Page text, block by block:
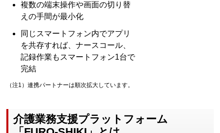
複数の端末操作や画面の切り替
えの手間が最小化
同じスマートフォン内でアプリ
を共存すれば、ナースコール、
記録作業もスマートフォン1台で
完結
（注1）連携パートナーは順次拡大しています。
介護業務支援プラットフォーム